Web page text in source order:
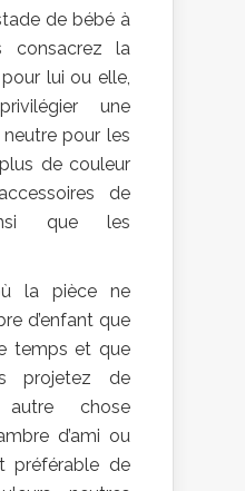
de bébé à
consacrez la
lui ou elle,
une
pour les
de couleur
de
que les
la pièce ne
d’enfant que
temps et que
projetez de
autre chose
d’ami ou
préférable de